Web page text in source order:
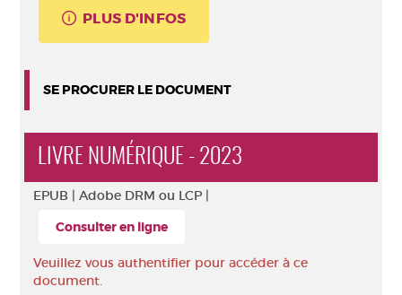
PLUS D'INFOS
SE PROCURER LE DOCUMENT
LIVRE NUMÉRIQUE - 2023
EPUB | Adobe DRM ou LCP |
Consulter en ligne
Veuillez vous authentifier pour accéder à ce
document.